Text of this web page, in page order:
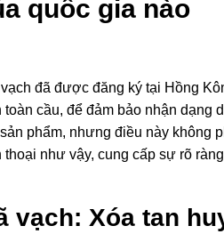
quốc gia nào
đã được đăng ký tại Hồng
cầu, để đảm bảo nhận
phẩm, nhưng điều này không
như vậy, cung cấp sự rõ
vạch: Xóa tan